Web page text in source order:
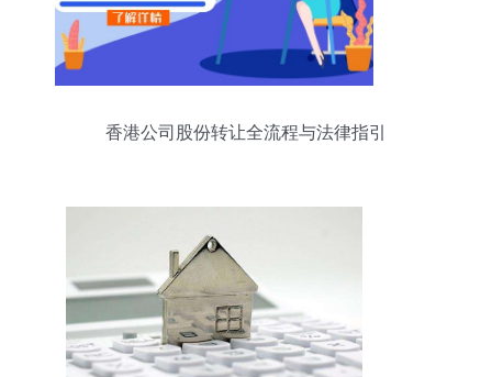
香港公司股份转让全流程与法律指引